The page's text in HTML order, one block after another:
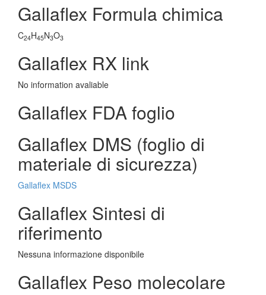
Gallaflex Formula chimica
C24H45N3O3
Gallaflex RX link
No information avaliable
Gallaflex FDA foglio
Gallaflex DMS (foglio di
materiale di sicurezza)
Gallaflex MSDS
Gallaflex Sintesi di
riferimento
Nessuna informazione disponibile
Gallaflex Peso molecolare